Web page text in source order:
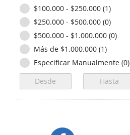
$100.000 - $250.000 (1)
$250.000 - $500.000 (0)
$500.000 - $1.000.000 (0)
Más de $1.000.000 (1)
Especificar Manualmente (0)